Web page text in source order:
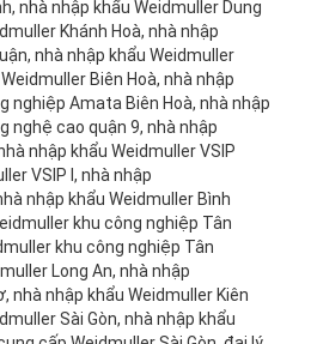
nhà nhập khẩu Weidmuller Dung
Khánh Hoà, nhà nhập
nhà nhập khẩu Weidmuller
Biên Hoà, nhà nhập
nghiệp Amata Biên Hoà, nhà nhập
nghệ cao quận 9, nhà nhập
nhập khẩu Weidmuller VSIP
VSIP I, nhà nhập
nhập khẩu Weidmuller Bình
khu công nghiệp Tân
khu công nghiệp Tân
Long An, nhà nhập
nhà nhập khẩu Weidmuller Kiên
Sài Gòn, nhà nhập khẩu